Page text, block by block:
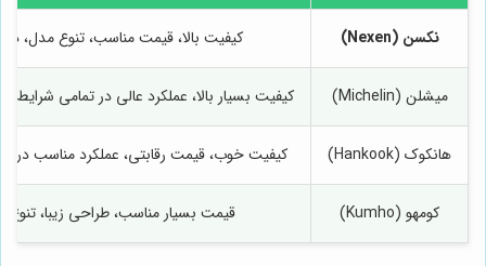
نکسن (Nexen) کیفیت بالا، قیمت مناسب، تنوع مدل،
میشلن (Michelin) کیفیت بسیار بالا، عملکرد عالی در تمامی شرایط،
هانکوک (Hankook) کیفیت خوب، قیمت رقابتی، عملکرد مناسب در
کومهو (Kumho) قیمت بسیار مناسب، طراحی زیبا، تنوع